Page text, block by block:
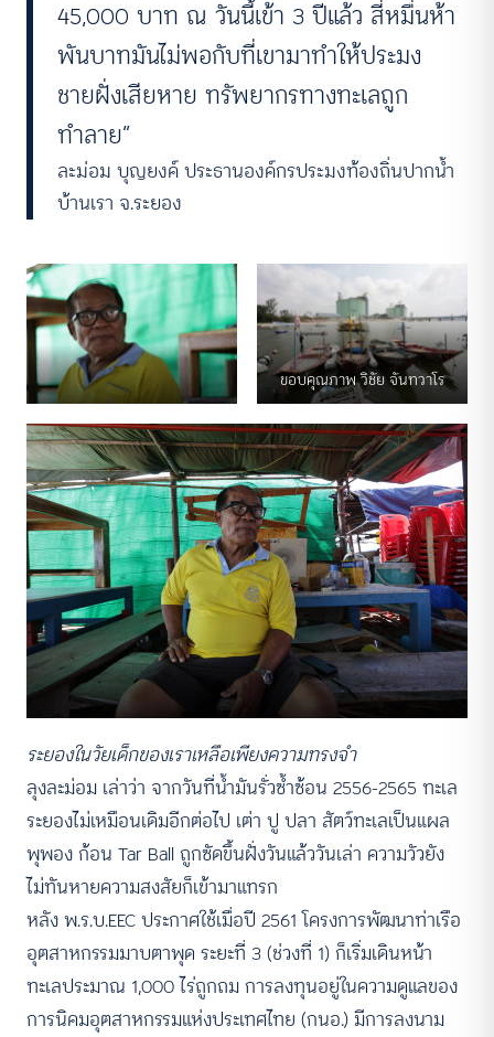
45,000 บาท ณ วันนี้เข้า 3 ปีแล้ว สี่หมื่นห้า
พันบาทมันไม่พอกับที่เขามาทำให้ประมง
ชายฝั่งเสียหาย ทรัพยากรทางทะเลถูก
ทำลาย”
ละม่อม บุญยงค์ ประธานองค์กรประมงท้องถิ่นปากน้ำ
บ้านเรา จ.ระยอง
ขอบคุณภาพ วิชัย จันทวาโร
ระยองในวัยเด็กของเราเหลือเพียงความทรงจำ
ลุงละม่อม เล่าว่า จากวันที่น้ำมันรั่วซ้ำซ้อน 2556-2565 ทะเล
ระยองไม่เหมือนเดิมอีกต่อไป เต่า ปู ปลา สัตว์ทะเลเป็นแผล
พุพอง ก้อน Tar Ball ถูกซัดขึ้นฝั่งวันแล้ววันเล่า ความวัวยัง
ไม่ทันหายความสงสัยก็เข้ามาแทรก
หลัง พ.ร.บ.EEC ประกาศใช้เมื่อปี 2561 โครงการพัฒนาท่าเรือ
อุตสาหกรรมมาบตาพุด ระยะที่ 3 (ช่วงที่ 1) ก็เริ่มเดินหน้า
ทะเลประมาณ 1,000 ไร่ถูกถม การลงทุนอยู่ในความดูแลของ
การนิคมอุตสาหกรรมแห่งประเทศไทย (กนอ.) มีการลงนาม